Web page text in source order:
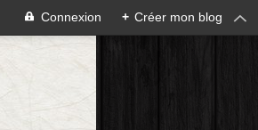
Connexion + Créer mon blog